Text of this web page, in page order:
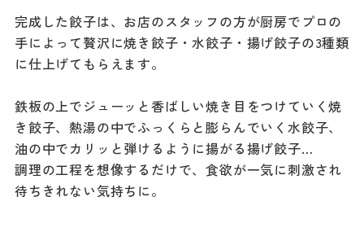
完成した餃子は、お店のスタッフの方が厨房でプロの
手によって贅沢に焼き餃子・水餃子・揚げ餃子の3種類
に仕上げてもらえます。
鉄板の上でジューッと香ばしい焼き目をつけていく焼
き餃子、熱湯の中でふっくらと膨らんでいく水餃子、
油の中でカリッと弾けるように揚がる揚げ餃子…
調理の工程を想像するだけで、食欲が一気に刺激され
待ちきれない気持ちに。